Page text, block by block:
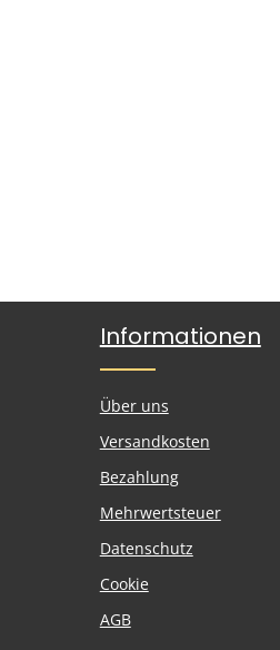
Informationen
Über uns
Versandkosten
Bezahlung
Mehrwertsteuer
Datenschutz
Cookie
AGB